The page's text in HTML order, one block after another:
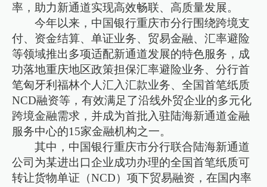
率，助力新通道实现高效畅联、高质量发展。
今年以来，中国银行重庆市分行围绕跨境支
付、资金结算、单证业务、贸易金融、汇率避险
等领域推出多项适配新通道发展的特色服务，成
功落地重庆地区政策担保汇率避险业务、分行首
笔匈牙利福林个人汇入汇款业务、全国首笔纸质
NCD融资等，有效满足了沿线外贸企业的多元化
跨境金融需求，并成为首批入驻陆海新通道金融
服务中心的15家金融机构之一。
其中，中国银行重庆市分行联合陆海新通道
公司为某进出口企业成功办理的全国首笔纸质可
转让货物单证（NCD）项下贸易融资，在国内率